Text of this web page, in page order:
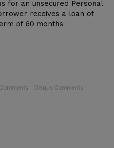
for an unsecured Personal
receives a loan of
of 60 months
Disqus Comments